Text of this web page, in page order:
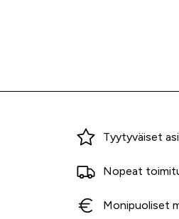
Miksi ostaa Tarvikekeskuksesta?
Tyytyväiset
Nopeat
Monipuoliset